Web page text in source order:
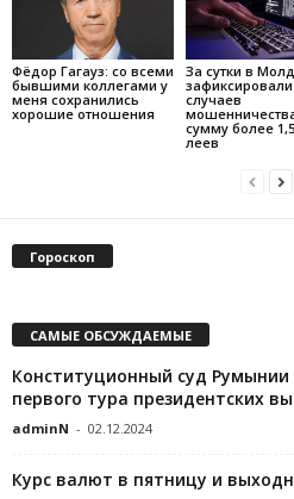
Фёдор Гагауз: со всеми
бывшими коллегами у
меня сохранились
хорошие отношения
За сутки в
случаев
сумму более
леев
Гороскоп
САМЫЕ ОБСУЖДАЕМЫЕ
Конституционный суд
первого тура президентских
adminN - 02.12.2024
Курс валют в пятницу и